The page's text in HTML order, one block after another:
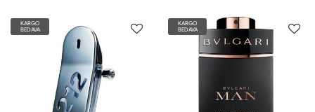
KARGO
BEDAVA
KARGO
BEDAVA